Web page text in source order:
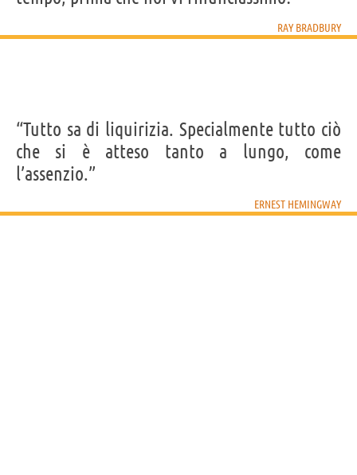
RAY BRADBURY
“Tutto sa di liquirizia. Specialmente tutto ciò
che si è atteso tanto a lungo, come
l’assenzio.”
ERNEST HEMINGWAY